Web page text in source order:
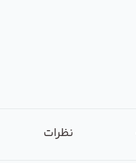
نظرات